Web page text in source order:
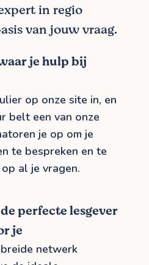
in regio
van jouw vraag.
je hulp bij
op onze site in, en
belt een van onze
je op om je
te bespreken en te
al je vragen.
perfecte lesgever
je
netwerk